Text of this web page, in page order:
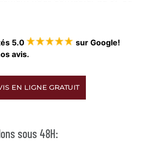
5.0
sur Google!
avis.
EN LIGNE GRATUIT
sous 48H: